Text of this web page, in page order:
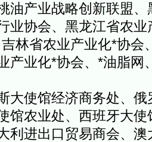
油产业战略创新联盟
业协会、黑龙江省农
林省农业产业化*协会
产业化*协会、*油脂网
大使馆经济商务处、
馆农业处、西班牙大
利进出口贸易商会、